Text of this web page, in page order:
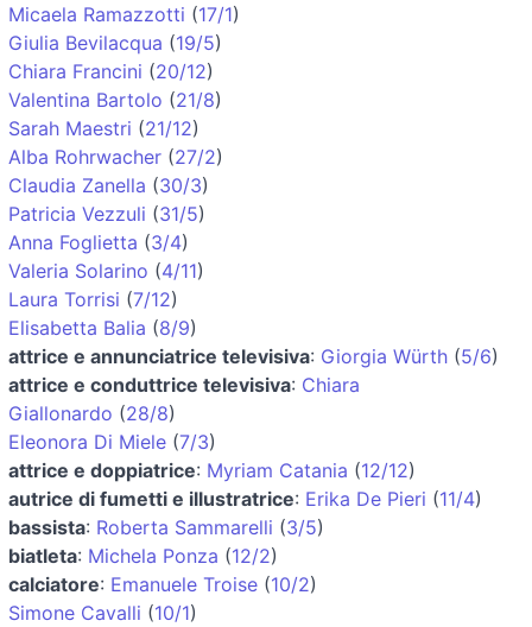
Micaela Ramazzotti (17/1)
Giulia Bevilacqua (19/5)
Chiara Francini (20/12)
Valentina Bartolo (21/8)
Sarah Maestri (21/12)
Alba Rohrwacher (27/2)
Claudia Zanella (30/3)
Patricia Vezzuli (31/5)
Anna Foglietta (3/4)
Valeria Solarino (4/11)
Laura Torrisi (7/12)
Elisabetta Balia (8/9)
attrice e annunciatrice televisiva: Giorgia Würth (5/6)
attrice e conduttrice televisiva: Chiara
Giallonardo (28/8)
Eleonora Di Miele (7/3)
attrice e doppiatrice: Myriam Catania (12/12)
autrice di fumetti e illustratrice: Erika De Pieri (11/4)
bassista: Roberta Sammarelli (3/5)
biatleta: Michela Ponza (12/2)
calciatore: Emanuele Troise (10/2)
Simone Cavalli (10/1)